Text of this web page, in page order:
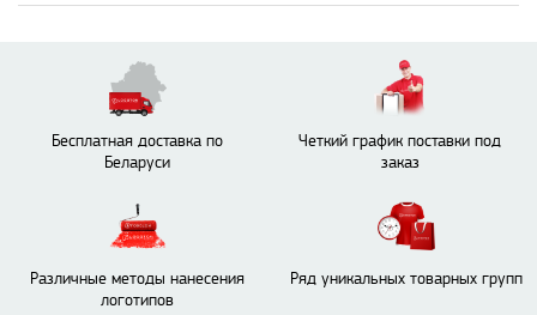
Бесплатная доставка по
Беларуси
Четкий график поставки под
заказ
Различные методы нанесения
логотипов
Ряд уникальных товарных групп